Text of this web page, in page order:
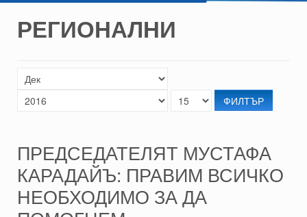
РЕГИОНАЛНИ
ФИЛТЪР
ПРЕДСЕДАТЕЛЯТ МУСТАФА
КАРАДАЙЪ: ПРАВИМ ВСИЧКО
НЕОБХОДИМО ЗА ДА